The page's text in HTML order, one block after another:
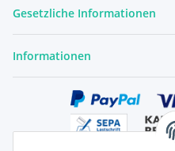
Gesetzliche Informationen
Informationen